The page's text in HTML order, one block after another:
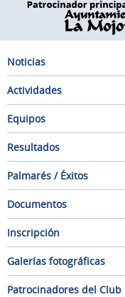
Noticias
Actividades
Equipos
Resultados
Palmarés / Éxitos
Documentos
Inscripción
Galerías fotográficas
Patrocinadores del Club